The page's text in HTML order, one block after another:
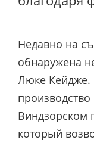
Недавно на
обнаружена
Люке
Виндзорском
который